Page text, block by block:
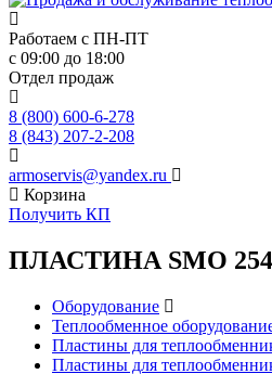
Работаем с ПН-ПТ
с 09:00 до 18:00
Отдел продаж
8 (800) 600-6-278
8 (843) 207-2-208
armoservis@yandex.ru
Корзина
Получить КП
ПЛАСТИНА SMO
Оборудование
Теплообменное
Пластины для
Пластины для